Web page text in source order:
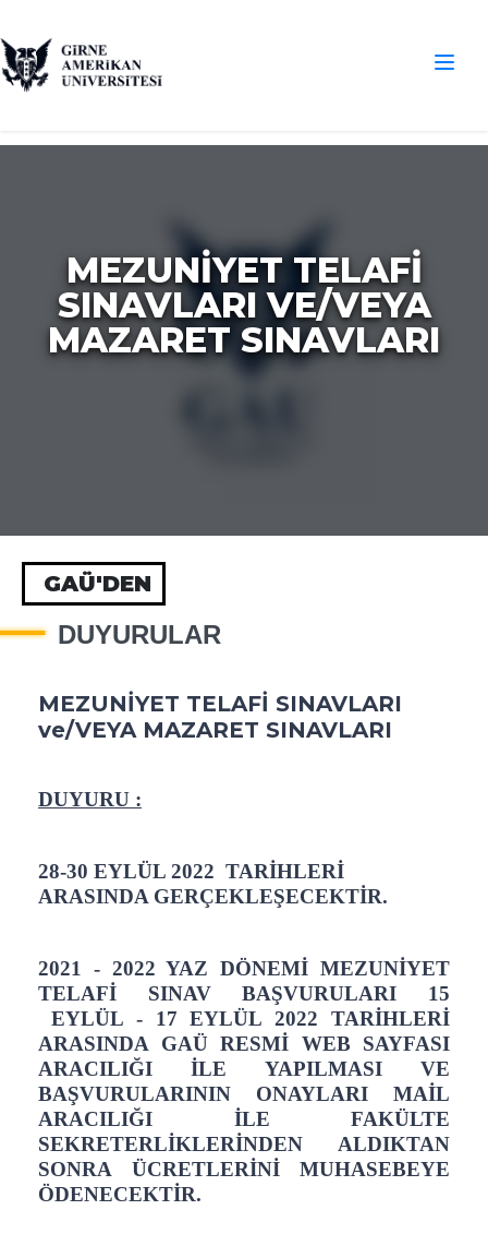
MEZUNİYET TELAFİ
SINAVLARI VE/VEYA
MAZARET SINAVLARI
GAÜ'DEN
DUYURULAR
MEZUNİYET TELAFİ SINAVLARI
ve/VEYA MAZARET SINAVLARI
DUYURU :
28-30 EYLÜL 2022 TARİHLERİ
ARASINDA GERÇEKLEŞECEKTİR.
2021 - 2022 YAZ DÖNEMİ MEZUNİYET
TELAFİ SINAV BAŞVURULARI 15
EYLÜL - 17 EYLÜL 2022 TARİHLERİ
ARASINDA GAÜ RESMİ WEB SAYFASI
ARACILIĞI İLE YAPILMASI VE
BAŞVURULARININ ONAYLARI MAİL
ARACILIĞI İLE FAKÜLTE
SEKRETERLİKLERİNDEN ALDIKTAN
SONRA ÜCRETLERİNİ MUHASEBEYE
ÖDENECEKTİR.